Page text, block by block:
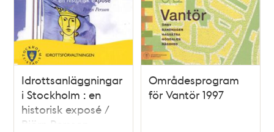
Idrottsanläggningar
i Stockholm : en
historisk exposé /
Björn Persson
Områdesprogram
för Vantör 1997